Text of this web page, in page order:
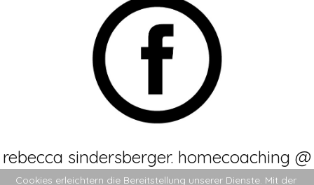
rebecca sindersberger. homecoaching @
facebook
Cookies erleichtern die Bereitstellung unserer Dienste. Mit der